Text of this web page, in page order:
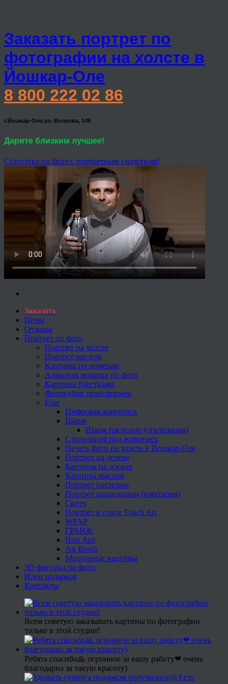
Заказать портрет по
фотографии на холсте в
Йошкар-Оле
8 800 222 02 86
г.Йошкар-Ола ул. Волкова, 149
Дарите близким лучшее!
Статуэтка по фото с портретным сходством!
Заказать
Цены
Отзывы
Портрет по фото
Портрет на холсте
Портрет маслом
Картины по номерам
Алмазная мозаика по фото
Картины блестками
Фотокубик трансформер
Еще
Цифровая живопись
Шарж
Шарж пастелью (стилизация)
Стилизация под живопись
Печать фото на холсте в Йошкар-Оле
Портрет на дереве
Картины на досках
Картины маслом
Портрет пастелью
Портрет карандашом (имитация)
Скетч
Портрет в стиле Touch Art
WPAP
ГРАНЖ
Поп Арт
Art Brush
Модульные картины
3D фигурка по фото
Идеи подарков
Контакты
Всем советую заказывать картины по фотографии
только в этой студии!
Ребята спасибо🙏 огромное за вашу работу❤ очень
благодарна за такую красоту)